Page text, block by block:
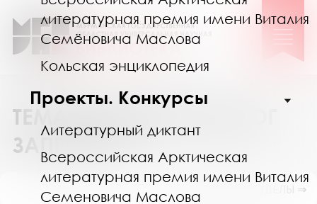
литературная премия имени Виталия
Семёновича Маслова
Кольская энциклопедия
Проекты. Конкурсы
Литературный диктант
Всероссийская Арктическая
литературная премия имени Виталия
Семеновича Маслова
ТЕМАТИЧЕСКИЙ КАТАЛОГ
ЗАПРОСОВ
ПОКАЗАТЬ ПОДРАЗДЕЛЫ ⇒